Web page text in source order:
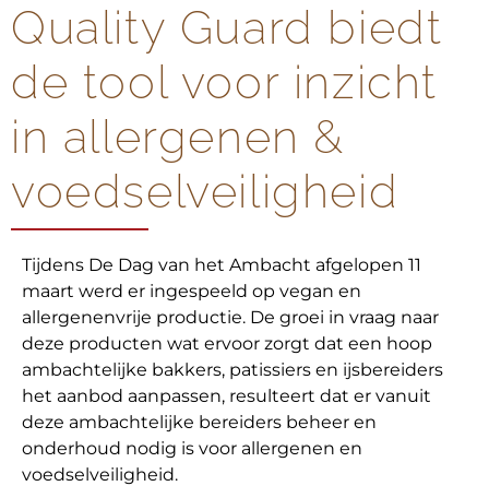
Quality Guard biedt
de tool voor inzicht
in allergenen &
voedselveiligheid
Tijdens De Dag van het Ambacht afgelopen 11
maart werd er ingespeeld op vegan en
allergenenvrije productie. De groei in vraag naar
deze producten wat ervoor zorgt dat een hoop
ambachtelijke bakkers, patissiers en ijsbereiders
het aanbod aanpassen, resulteert dat er vanuit
deze ambachtelijke bereiders beheer en
onderhoud nodig is voor allergenen en
voedselveiligheid.